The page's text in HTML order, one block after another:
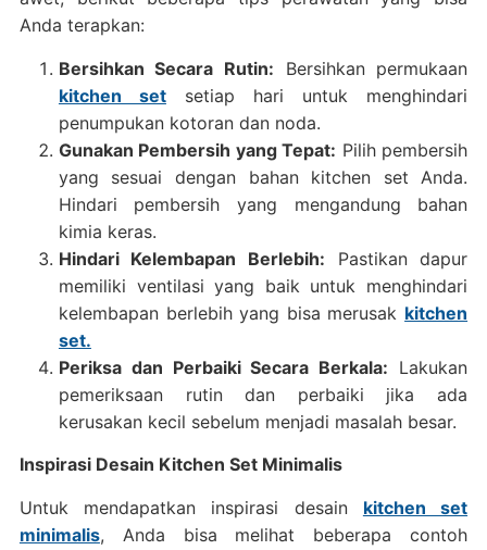
Anda terapkan:
Bersihkan Secara Rutin: Bersihkan permukaan
kitchen setsetiap hari untuk menghindari
penumpukan kotoran dan noda.
Gunakan Pembersih yang Tepat: Pilih pembersih
yang sesuai dengan bahan kitchen set Anda.
Hindari pembersih yang mengandung bahan
kimia keras.
Hindari Kelembapan Berlebih: Pastikan dapur
memiliki ventilasi yang baik untuk menghindari
kelembapan berlebih yang bisa merusak kitchen
set.
Periksa dan Perbaiki Secara Berkala: Lakukan
pemeriksaan rutin dan perbaiki jika ada
kerusakan kecil sebelum menjadi masalah besar.
Inspirasi Desain Kitchen Set Minimalis
Untuk mendapatkan inspirasi desain kitchen set
minimalis, Anda bisa melihat beberapa contoh